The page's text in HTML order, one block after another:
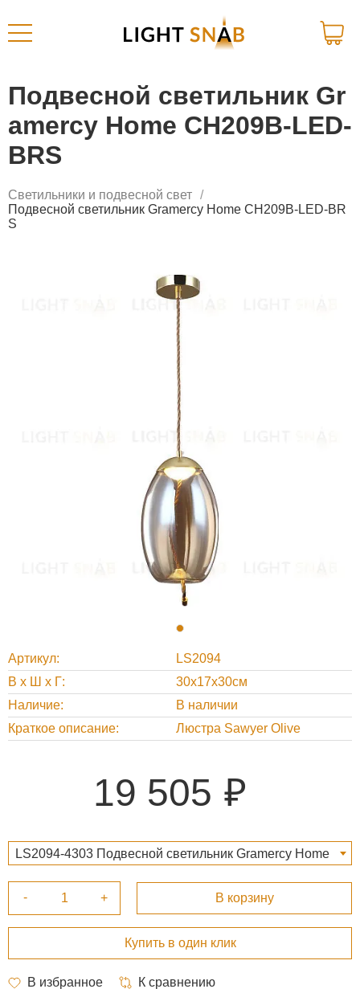
Подвесной светильник Gr
amercy Home CH209B-LED-
BRS
Светильники и подвесной свет
Подвесной светильник Gramercy Home CH209B-LED-BR
S
Артикул
LS2094
В х Ш х Г
30x17x30см
Наличие
В наличии
Краткое описание
Люстра Sawyer Olive
19 505
LS2094-4303 Подвесной светильник Gramercy Home